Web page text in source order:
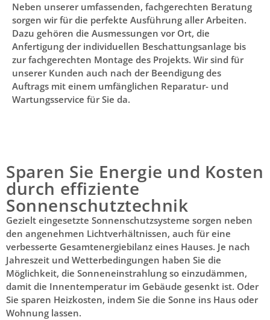
Neben unserer umfassenden, fachgerechten Beratung
sorgen wir für die perfekte Ausführung aller Arbeiten.
Dazu gehören die Ausmessungen vor Ort, die
Anfertigung der individuellen Beschattungsanlage bis
zur fachgerechten Montage des Projekts. Wir sind für
unserer Kunden auch nach der Beendigung des
Auftrags mit einem umfänglichen Reparatur- und
Wartungsservice für Sie da.
Sparen Sie Energie und Kosten
durch effiziente
Sonnenschutztechnik
Gezielt eingesetzte Sonnenschutzsysteme sorgen neben
den angenehmen Lichtverhältnissen, auch für eine
verbesserte Gesamtenergiebilanz eines Hauses. Je nach
Jahreszeit und Wetterbedingungen haben Sie die
Möglichkeit, die Sonneneinstrahlung so einzudämmen,
damit die Innentemperatur im Gebäude gesenkt ist. Oder
Sie sparen Heizkosten, indem Sie die Sonne ins Haus oder
Wohnung lassen.